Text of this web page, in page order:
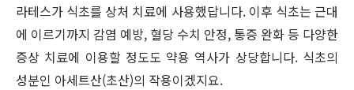
라테스가 식초를 상처 치료에 사용했답니다. 이후 식초는 근대
에 이르기까지 감염 예방, 혈당 수치 안정, 통증 완화 등 다양한
증상 치료에 이용할 정도도 약용 역사가 상당합니다. 식초의
성분인 아세트산(초산)의 작용이겠지요.